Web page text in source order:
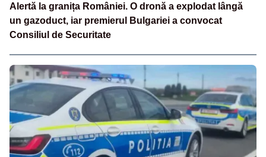
Alertă la granița României. O dronă a explodat lângă
un gazoduct, iar premierul Bulgariei a convocat
Consiliul de Securitate